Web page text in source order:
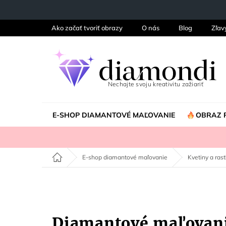
Ako začať tvoriť obrazy O nás Blog
E-SHOP DIAMANTOVÉ MAĽOVANIE OBRAZ
Domov E-shop diamantové maľovanie Kvetiny a